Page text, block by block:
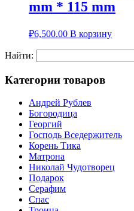
mm * 115 mm
₽6,500.00 В корзину
Найти:
Категории товаров
Андрей Рублев
Богородица
Георгий
Господь Вседержитель
Корень Тика
Матрона
Николай Чудотворец
Подарок
Серафим
Спас